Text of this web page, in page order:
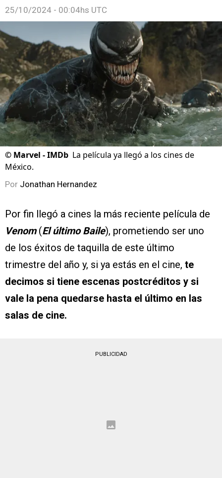
25/10/2024 - 00:04hs UTC
© Marvel - IMDb La película ya llegó a los cines de
México.
Por Jonathan Hernandez
Por fin llegó a cines la más reciente película de
Venom(El último Baile), prometiendo ser uno
de los éxitos de taquilla de este último
trimestre del año y, si ya estás en el cine, te
decimos si tiene escenas postcréditos y si
vale la pena quedarse hasta el último en las
salas de cine.
PUBLICIDAD